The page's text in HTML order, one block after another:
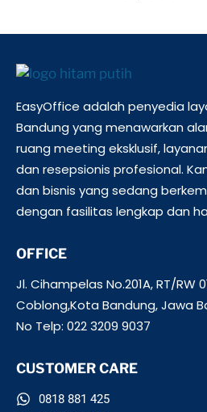
EasyOffice adalah penyedia
Bandung yang menawarkan
ruang meeting eksklusif,
dan resepsionis profesional.
dan bisnis yang sedang
dengan fasilitas lengkap dan
OFFICE
Jl. Cihampelas No.201A, RT/RW
Coblong,Kota Bandung, Jawa
No Telp: 022 3209 9037
CUSTOMER CARE
0818 881 425